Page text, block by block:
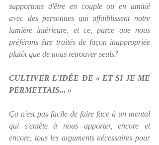
supportons d'être en couple ou en amitié
avec des personnes qui affaiblissent notre
lumière intérieure, et ce, parce que nous
préférons être traités de façon inappropriée
plutôt que de nous retrouver seuls?
CULTIVER L'IDÉE DE « ET SI JE ME
PERMETTAIS... »
Ça n'est pas facile de faire face à un mental
qui s'entête à nous apporter, encore et
encore, tous les arguments nécessaires pour